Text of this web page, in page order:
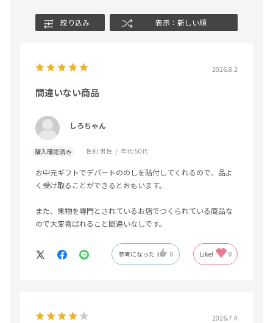
絞り込み 表示：新しい順
2026.8.2
間違いない商品
しろちゃん
購入確認済み 性別:男性 年代:50代
お中元ギフトでデパートののしを貼付してくれるので、品よ
く受け取ることができるとおもいます。
また、果物を専門とされているお店でつくられている商品な
ので大変喜ばれること間違いなしです。
参考になった 0 Like! 0
2026.7.4